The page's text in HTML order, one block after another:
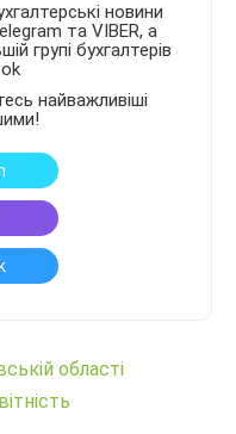
новини
та VIBER, а
групі бухгалтерів
найважливіші
області